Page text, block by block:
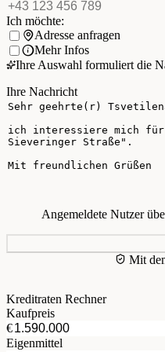
Ich möchte:
Adresse anfragen
Mehr Infos
Ihre Auswahl formuliert die
Ihre Nachricht
Angemeldete Nutzer
Mit
Kreditraten Rechner
Kaufpreis
€
Eigenmittel